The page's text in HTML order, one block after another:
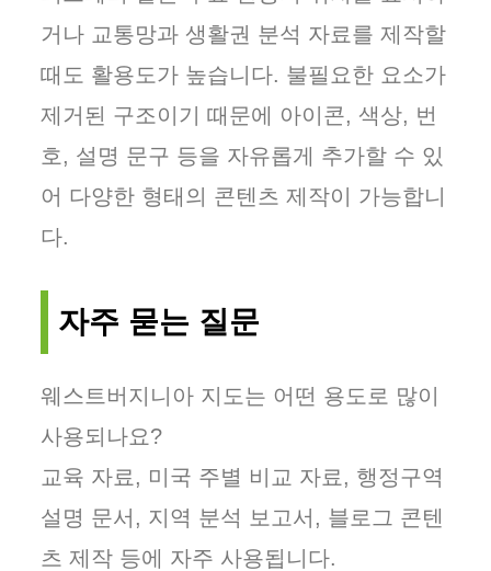
거나 교통망과 생활권 분석 자료를 제작할
때도 활용도가 높습니다. 불필요한 요소가
제거된 구조이기 때문에 아이콘, 색상, 번
호, 설명 문구 등을 자유롭게 추가할 수 있
어 다양한 형태의 콘텐츠 제작이 가능합니
다.
자주 묻는 질문
웨스트버지니아 지도는 어떤 용도로 많이
사용되나요?
교육 자료, 미국 주별 비교 자료, 행정구역
설명 문서, 지역 분석 보고서, 블로그 콘텐
츠 제작 등에 자주 사용됩니다.